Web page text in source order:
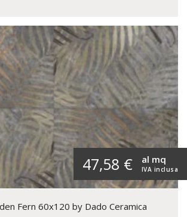
47,58 € IVA inclusa
al mq
Fern 60x120 by Dado Ceramica